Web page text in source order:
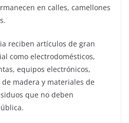
en calles, camellones
reciben artículos de gran
como electrodomésticos,
equipos electrónicos,
madera y materiales de
que no deben